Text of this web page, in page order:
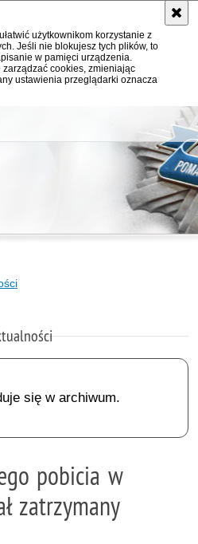
użytkownikom korzystanie z
Jeśli nie blokujesz tych plików, to
w pamięci urządzenia.
cookies, zmieniając
ustawienia przeglądarki oznacza
się w archiwum.
pobicia w
zatrzymany